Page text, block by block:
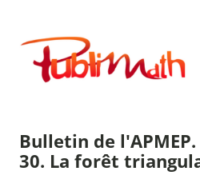
contenu
Publimath
Bulletin de l'APMEP.
30. La forêt